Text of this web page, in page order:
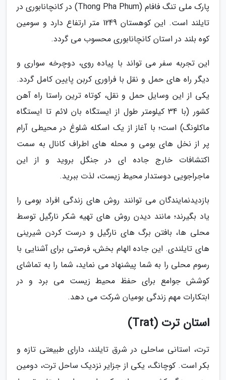
پارک ملی تنگ فافام (Thong Pha Phum) در کانچانابوری در
تایلند است. این کوهستان 1249 متر ارتفاع دارد و سومین
کوه بلند در استان کانچانابوری محسوب می گردد.
این تجربه سفر می تواند با پیاده روی، دوچرخه سواری و
دیگر راه های حمل و نقل با فراوری کربن پایین کامل گردد.
یکی از این وسایل حمل و نقل، کوتاه ترین راستا راه آهن
کشور (با 34 کیلومتر طول از ایستگاه بان لائم تا ایستگاه
ماکلونگ) است؛ با آغاز از یک اسکله شلوغ در محیطی آرام
پر از نخل های بومی و محله های اطراف کانال به سمت
اکتشافات خارج جاده ای در جنگل بروید و از این
ماجراجویی دوستدار محیط زیست، لذت ببرید.
بازدیدنمایندگان می توانند روش های زندگی افراد بومی را
یاد بگیرند؛ مانند دیدن روش های تهیه شکر نارگیل توسط
محلی ها، بافتن برگ های نارگیل و درست کردن شیرینی
های تایلندی. این جاده الهام بخش، فرصتی برای آشنایی با
رسوم محلی را به شما پیشنهاد می نماید، شما را به تماشای
کوشش جوامع برای حفظ محیط زیست می برد و در
ابتکارات مهم زندگی بومیان شرکت می دهد.
استان ترت (Trat)
ترت، استانی ساحلی در شرق تایلند، دارای طبیعتی تازه و
بکر است. کوچانگ، یکی از جزایر نزدیک ساحل ترت، دومین